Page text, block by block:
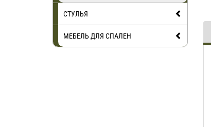
СТУЛЬЯ
МЕБЕЛЬ ДЛЯ СПАЛЕН